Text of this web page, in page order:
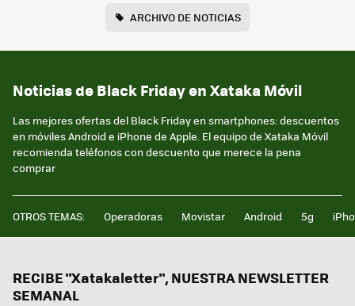
ARCHIVO DE NOTICIAS
Noticias de Black Friday en Xataka Móvil
Las mejores ofertas del Black Friday en smartphones: descuentos
en móviles Android e iPhone de Apple. El equipo de Xataka Móvil
recomienda teléfonos con descuento que merece la pena
comprar
OTROS TEMAS: Operadoras Movistar Android 5g
RECIBE "Xatakaletter", NUESTRA NEWSLETTER
SEMANAL